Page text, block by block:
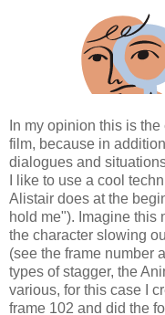
In my opinion this is
film, because in
dialogues and
I like to use a cool
Alistair does at the
hold me"). Imagine this
the character slowing
(see the frame number
types of stagger, the
various, for this case I
frame 102 and did the